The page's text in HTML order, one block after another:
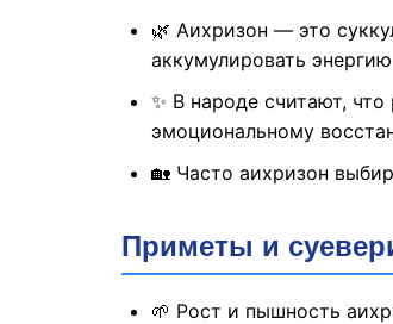
🌿 Аихризон — это
аккумулировать
✨ В народе считают,
эмоциональному
🏡 Часто аихризон
Приметы и
🌱 Рост и пышность